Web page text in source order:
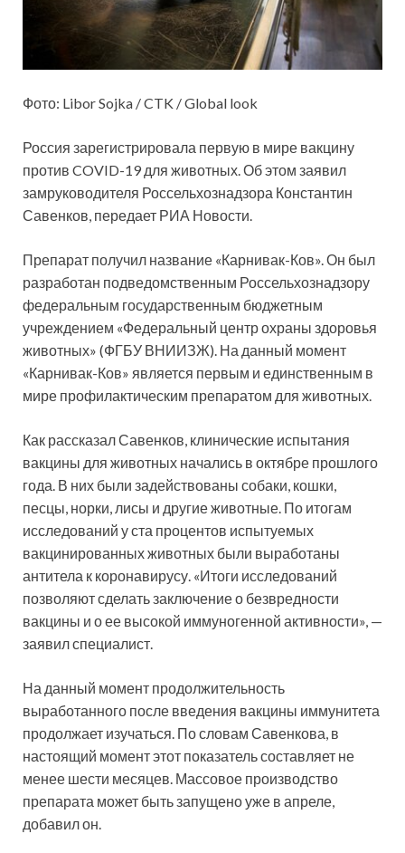
Фото: Libor Sojka / CTK / Global look
Россия зарегистрировала первую в мире вакцину
против COVID-19 для животных. Об этом заявил
замруководителя Россельхознадзора Константин
Савенков, передает РИА Новости.
Препарат получил название «Карнивак-Ков». Он был
разработан подведомственным Россельхознадзору
федеральным государственным бюджетным
учреждением «Федеральный центр охраны здоровья
животных» (ФГБУ ВНИИЗЖ). На данный момент
«Карнивак-Ков» является первым и единственным в
мире профилактическим препаратом для животных.
Как рассказал Савенков, клинические испытания
вакцины для животных начались в октябре прошлого
года. В них были задействованы собаки, кошки,
песцы, норки, лисы и другие животные. По итогам
исследований у ста процентов испытуемых
вакцинированных животных были выработаны
антитела к коронавирусу. «Итоги исследований
позволяют сделать заключение о безвредности
вакцины и о ее высокой иммуногенной активности», —
заявил специалист.
На данный момент продолжительность
выработанного после введения вакцины иммунитета
продолжает изучаться. По словам Савенкова, в
настоящий момент этот показатель составляет не
менее шести месяцев. Массовое производство
препарата может быть запущено уже в апреле,
добавил он.